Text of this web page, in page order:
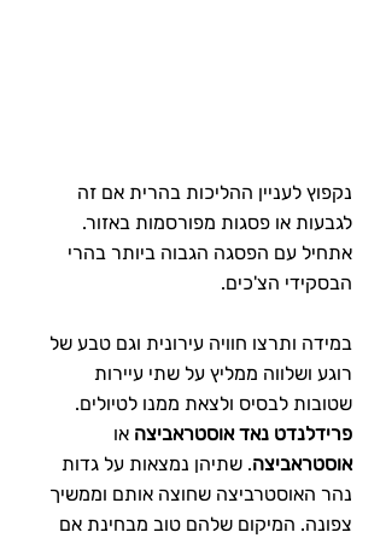
נקפוץ לעניין ההליכות בהרית אם זה
לגבעות או פסגות מפורסמות באזור.
אתחיל עם הפסגה הגבוה ביותר בהרי
הבסקידי הצ'כים.
במידה ותרצו חוויה עירונית וגם טבע של
רוגע ושלווה ממליץ על שתי עיירות
שטובות לבסיס ולצאת ממנו לטיולים.
פרידלנדט נאד אוסטראביצה או
אוסטראביצה. שתיהן נמצאות על גדות
נהר האוסטרביצה שחוצה אותם וממשיך
צפונה. המיקום שלהם טוב מבחינת אם